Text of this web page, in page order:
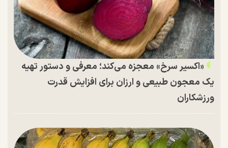
«اکسیر سرخ» معجزه می‌کند؛ معرفی و دستور تهیه
یک معجون طبیعی و ارزان برای افزایش قدرت
ورزشکاران